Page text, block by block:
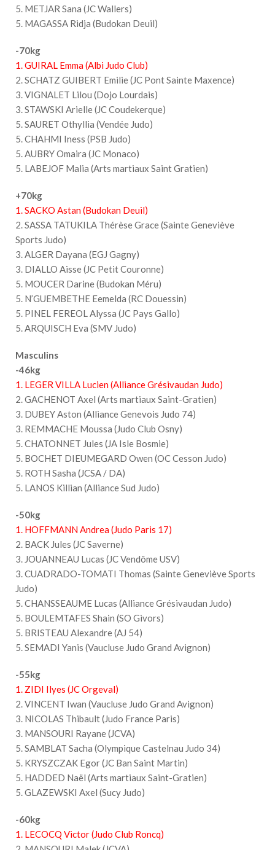
5. METJAR Sana (JC Wallers)
5. MAGASSA Ridja (Budokan Deuil)
-70kg
1. GUIRAL Emma (Albi Judo Club)
2. SCHATZ GUIBERT Emilie (JC Pont Sainte Maxence)
3. VIGNALET Lilou (Dojo Lourdais)
3. STAWSKI Arielle (JC Coudekerque)
5. SAURET Othyllia (Vendée Judo)
5. CHAHMI Iness (PSB Judo)
5. AUBRY Omaira (JC Monaco)
5. LABEJOF Malia (Arts martiaux Saint Gratien)
+70kg
1. SACKO Astan (Budokan Deuil)
2. SASSA TATUKILA Thérèse Grace (Sainte Geneviève
Sports Judo)
3. ALGER Dayana (EGJ Gagny)
3. DIALLO Aisse (JC Petit Couronne)
5. MOUCER Darine (Budokan Méru)
5. N’GUEMBETHE Eemelda (RC Douessin)
5. PINEL FEREOL Alyssa (JC Pays Gallo)
5. ARQUISCH Eva (SMV Judo)
Masculins
-46kg
1. LEGER VILLA Lucien (Alliance Grésivaudan Judo)
2. GACHENOT Axel (Arts martiaux Saint-Gratien)
3. DUBEY Aston (Alliance Genevois Judo 74)
3. REMMACHE Moussa (Judo Club Osny)
5. CHATONNET Jules (JA Isle Bosmie)
5. BOCHET DIEUMEGARD Owen (OC Cesson Judo)
5. ROTH Sasha (JCSA / DA)
5. LANOS Killian (Alliance Sud Judo)
-50kg
1. HOFFMANN Andrea (Judo Paris 17)
2. BACK Jules (JC Saverne)
3. JOUANNEAU Lucas (JC Vendôme USV)
3. CUADRADO-TOMATI Thomas (Sainte Geneviève Sports
Judo)
5. CHANSSEAUME Lucas (Alliance Grésivaudan Judo)
5. BOULEMTAFES Shain (SO Givors)
5. BRISTEAU Alexandre (AJ 54)
5. SEMADI Yanis (Vaucluse Judo Grand Avignon)
-55kg
1. ZIDI Ilyes (JC Orgeval)
2. VINCENT Iwan (Vaucluse Judo Grand Avignon)
3. NICOLAS Thibault (Judo France Paris)
3. MANSOURI Rayane (JCVA)
5. SAMBLAT Sacha (Olympique Castelnau Judo 34)
5. KRYSZCZAK Egor (JC Ban Saint Martin)
5. HADDED Naël (Arts martiaux Saint-Gratien)
5. GLAZEWSKI Axel (Sucy Judo)
-60kg
1. LECOCQ Victor (Judo Club Roncq)